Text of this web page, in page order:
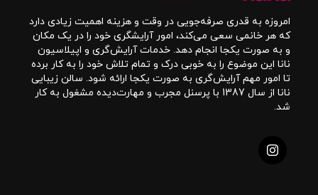
امروزه به قدری صرفه‌جویی در وقت و هزینه اهمیت زیادی دارد
که هر خانمی سعی می‌کند، امور آرایشگری خود را در یک مکان
و به صورت یکجا انجام دهد. خدمات آرایش‌گری و اپیلاسیون
نانا این موضوع را به خوبی درک و تمام تلاش خود را به کار برده
تا امور مهم آرایش‌گری به صورت یکجا ارائه شود. سالن زیبایی
نانا از سال 1387 با پرسنل مجرب و مهارت‌دیده مشغول به کار
شد.